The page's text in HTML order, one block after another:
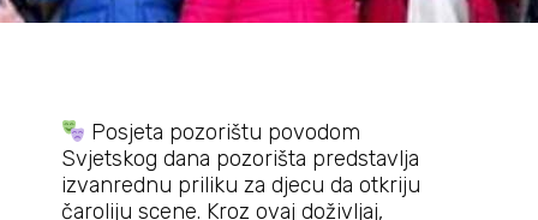
Posjeta pozorištu povodom
Svjetskog dana pozorišta predstavlja
izvanrednu priliku za djecu da otkriju
čaroliju scene. Kroz ovaj doživljaj,